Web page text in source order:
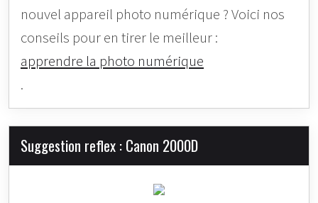
nouvel appareil photo numérique ? Voici nos
conseils pour en tirer le meilleur :
apprendre la photo numérique
.
Suggestion reflex : Canon 2000D